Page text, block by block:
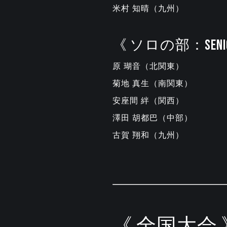
米村 知晴（九州）
《 ソロの部：
原 瑚音（北関東）
菊地 真生（南関東）
安座間 絆（関西）
澤田 胡都巴（中部）
古賀 翔和（九州）